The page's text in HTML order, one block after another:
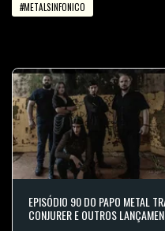
#METALSINFONICO
EPISÓDIO 90 DO PAPO METAL
CONJURER E OUTROS